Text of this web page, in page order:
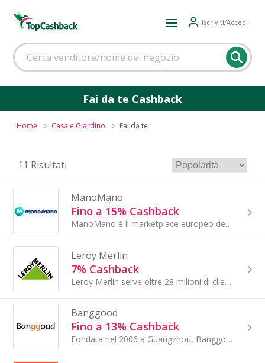
Iscriviti/Accedi
Fai da te Cashback
Home Casa e Giardino Fai da te
11 Risultati
ManoMano
Fino a 15% Cashback
ManoMano è il marketplace europeo del fai da te, arredo casa e giardino. Le nostre piattaforme si rivolgono a tutti, dai dilettanti del...
Leroy Merlin
7% Cashback
Leroy Merlin serve oltre 28 milioni di clienti con 138.000 referenze suddivise in 14 reparti e 5 mondi merceologici: mondo bagno, mondo tecnico...
Banggood
Fino a 13% Cashback
Fondata nel 2006 a Guangzhou, Banggood è un rivenditore online leader a livello mondiale diretto al consumatore, che fornisce prodotti ben...